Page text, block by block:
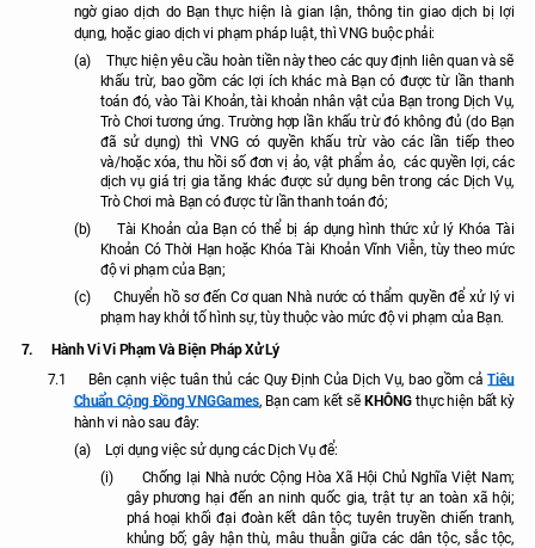
ngờ giao dịch do Bạn thực hiện là gian lận, thông tin giao dịch bị lợi
dụng, hoặc giao dịch vi phạm pháp luật, thì VNG buộc phải:
(a)
Thực hiện yêu cầu hoàn tiền này theo các quy định liên quan và sẽ
khấu trừ, bao gồm các lợi ích khác mà Bạn có được từ lần thanh
toán đó, vào Tài Khoản, tài khoản nhân vật của Bạn trong Dịch Vụ,
Trò Chơi tương ứng. Trường hợp lần khấu trừ đó không đủ (do Bạn
đã sử dụng) thì VNG có quyền khấu trừ vào các lần tiếp theo
và/hoặc xóa, thu hồi số đơn vị ảo, vật phẩm ảo, các quyền lợi, các
dịch vụ giá trị gia tăng khác được sử dụng bên trong các Dịch Vụ,
Trò Chơi mà Bạn có được từ lần thanh toán đó;
(b)
Tài Khoản của Bạn có thể bị áp dụng hình thức xử lý Khóa Tài
Khoản Có Thời Hạn hoặc Khóa Tài Khoản Vĩnh Viễn, tùy theo mức
độ vi phạm của Bạn;
(c)
Chuyển hồ sơ đến Cơ quan Nhà nước có thẩm quyền để xử lý vi
phạm hay khởi tố hình sự, tùy thuộc vào mức độ vi phạm của Bạn.
7. Hành Vi Vi Phạm Và Biện Pháp Xử Lý
7.1 Bên cạnh việc tuân thủ các Quy Định Của Dịch Vụ, bao gồm cảTiêu
Chuẩn Cộng Đồng VNGGames, Bạn cam kết sẽKHÔNG thực hiện bất kỳ
hành vi nào sau đây:
(a)
Lợi dụng việc sử dụng các Dịch Vụ để:
(i)
Chống lại Nhà nước Cộng Hòa Xã Hội Chủ Nghĩa Việt Nam;
gây phương hại đến an ninh quốc gia, trật tự an toàn xã hội;
phá hoại khối đại đoàn kết dân tộc; tuyên truyền chiến tranh,
khủng bố; gây hận thù, mâu thuẫn giữa các dân tộc, sắc tộc,